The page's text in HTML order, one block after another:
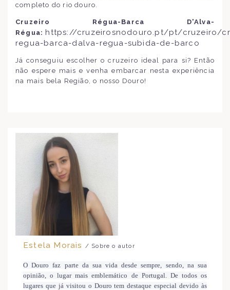
completo do rio douro.
Cruzeiro Régua-Barca D'Alva-
Régua: https://cruzeirosnodouro.pt/pt/cruzeiro/
regua-barca-dalva-regua-subida-de-barco
Já conseguiu escolher o cruzeiro ideal para si? Então
não espere mais e venha embarcar nesta experiência
na mais bela Região, o nosso Douro!
Estela Morais / Sobre o autor
O Douro faz parte da sua vida desde sempre, sendo, na sua
opinião, o lugar mais emblemático de Portugal. De todos os
lugares que já visitou o Douro tem destaque especial devido às